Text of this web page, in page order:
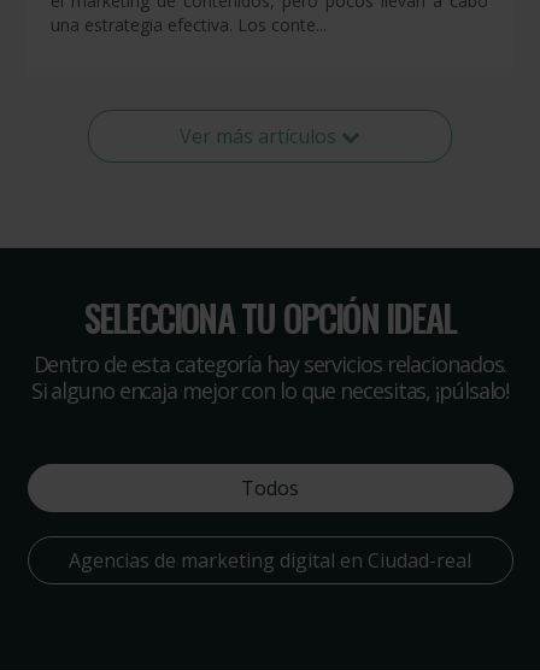
una estrategia efectiva. Los conte...
Ver más artículos
SELECCIONA TU OPCIÓN IDEAL
Dentro de esta categoría hay servicios relacionados.
Si alguno encaja mejor con lo que necesitas, ¡púlsalo!
Todos
Agencias de marketing digital en Ciudad-real